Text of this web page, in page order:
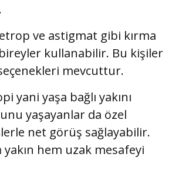
ve astigmat gibi kırma
kullanabilir. Bu kişiler
mevcuttur.
yani yaşa bağlı yakını
yaşayanlar da özel
net görüş sağlayabilir.
hem uzak mesafeyi